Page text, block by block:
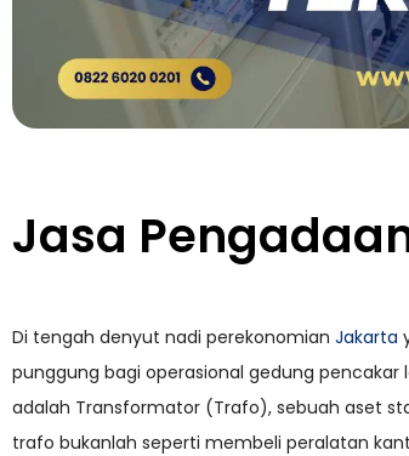
Jasa
Di tengah denyut nadi perekonomian Jakarta
punggung bagi operasional gedung pencakar
adalah Transformator (Trafo), sebuah aset
trafo bukanlah seperti membeli peralatan